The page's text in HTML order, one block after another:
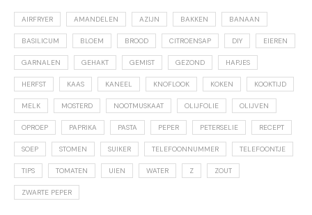
AIRFRYER AMANDELEN AZIJN BAKKEN BANAAN
BASILICUM BLOEM BROOD CITROENSAP DIY EIEREN
GARNALEN GEHAKT GEMIST GEZOND HAPJES
HERFST KAAS KANEEL KNOFLOOK KOKEN KOOKTIJD
MELK MOSTERD NOOTMUSKAAT OLIJFOLIE OLIJVEN
OPROEP PAPRIKA PASTA PEPER PETERSELIE RECEPT
SOEP STOMEN SUIKER TELEFOONNUMMER TELEFOONTJE
TIPS TOMATEN UIEN WATER Z ZOUT
ZWARTE PEPER